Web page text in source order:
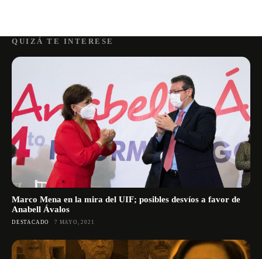
QUIZÁ TE INTERESE
Marco Mena en la mira del UIF; posibles desvíos a favor de
Anabell Ávalos
DESTACADO 7 MAYO, 2021